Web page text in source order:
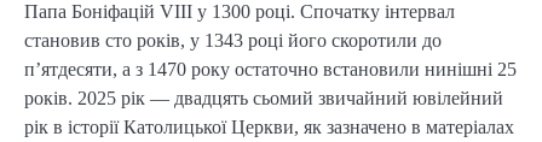
Папа Боніфацій VIII у 1300 році. Спочатку інтервал
становив сто років, у 1343 році його скоротили до
п’ятдесяти, а з 1470 року остаточно встановили нинішні 25
років. 2025 рік — двадцять сьомий звичайний ювілейний
рік в історії Католицької Церкви, як зазначено в матеріалах